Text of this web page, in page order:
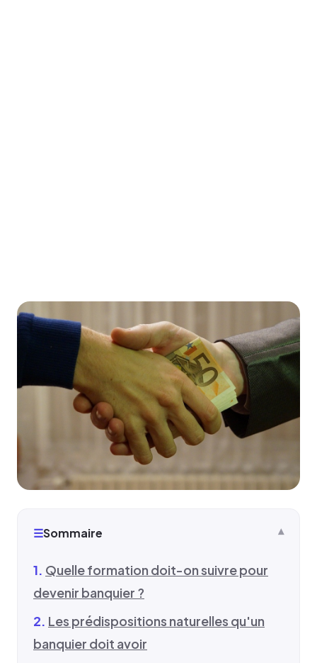
☰Sommaire
Quelle formation doit-on suivre pour
devenir banquier ?
Les prédispositions naturelles qu'un
banquier doit avoir